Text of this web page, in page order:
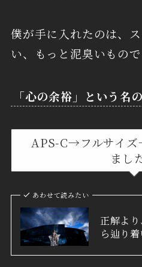
僕が手に入れたのは、
い、もっと泥臭いもので
「心の余裕」という名
APS-C→フルサイ
まし
あわせて読みたい
正解よ
ら辿り